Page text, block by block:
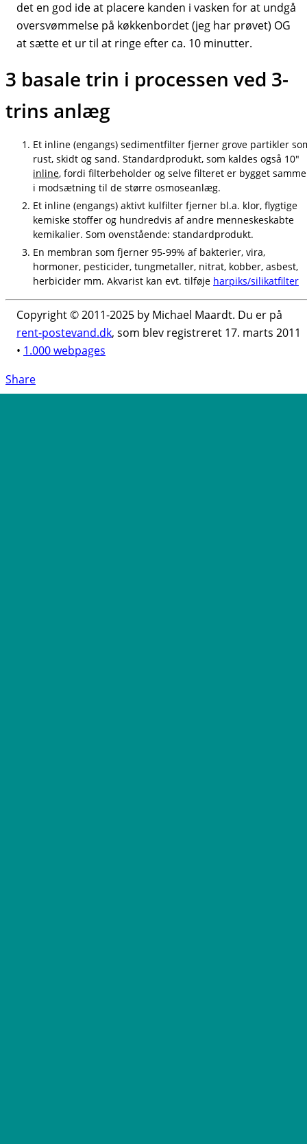
det en god ide at placere kanden i vasken for at undgå
oversvømmelse på køkkenbordet (jeg har prøvet) OG
at sætte et ur til at ringe efter ca. 10 minutter.
3 basale trin i processen ved 3-
trins anlæg
Et inline (engangs) sedimentfilter fjerner grove partikler
rust, skidt og sand. Standardprodukt, som kaldes også 10"
inline, fordi filterbeholder og selve filteret er bygget
i modsætning til de større osmoseanlæg.
Et inline (engangs) aktivt kulfilter fjerner bl.a. klor, flygtige
kemiske stoffer og hundredvis af andre menneskeskabte
kemikalier. Som ovenstående: standardprodukt.
En membran som fjerner 95-99% af bakterier, vira,
hormoner, pesticider, tungmetaller, nitrat, kobber, asbest,
herbicider mm. Akvarist kan evt. tilføje harpiks/silikatfilter
Copyright © 2011-2025 by Michael Maardt. Du er på
rent-postevand.dk, som blev registreret 17. marts 2011
• 1.000 webpages
Share